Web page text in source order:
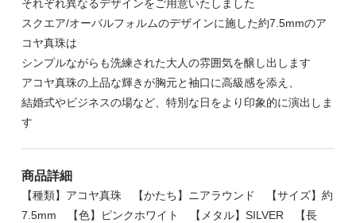
それぞれ異なるデザインをご用意いたしました
スクエア/オーバルフォルムのデザインに施した約7.5mmのア
コヤ真珠は
シンプルながらも洗練された大人の雰囲気を醸し出します
アコヤ真珠の上品な輝きが胸元と袖口に高級感を添え、
結婚式やビジネスの場など、特別な日をより印象的に演出しま
す
商品詳細
【種類】アコヤ真珠 【かたち】ニアラウンド 【サイズ】約
7.5mm 【色】ピンクホワイト 【メタル】SILVER 【長